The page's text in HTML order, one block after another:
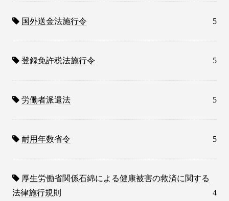
国外送金法施行令 5
登録免許税法施行令 5
労働者派遣法 5
耐用年数省令 5
厚生労働省関係石綿による健康被害の救済に関する
法律施行規則
4